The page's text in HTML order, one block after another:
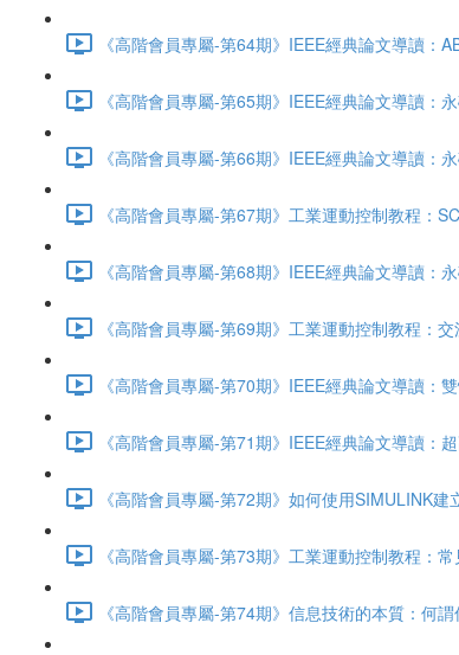
《高階會員專屬-第64期》IEEE經典論文導讀：
《高階會員專屬-第65期》IEEE經典論文導讀：
《高階會員專屬-第66期》IEEE經典論文導讀
《高階會員專屬-第67期》工業運動控制教程：
《高階會員專屬-第68期》IEEE經典論文導讀
《高階會員專屬-第69期》工業運動控制教程：
《高階會員專屬-第70期》IEEE經典論文導讀：
《高階會員專屬-第71期》IEEE經典論文導讀：
《高階會員專屬-第72期》如何使用SIMULINK
《高階會員專屬-第73期》工業運動控制教程：
《高階會員專屬-第74期》信息技術的本質：何